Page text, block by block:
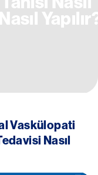
Vaskülopati
Nasıl